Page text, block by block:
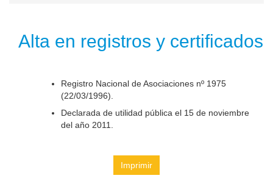
Alta en registros y certificados
Registro Nacional de Asociaciones nº 1975
(22/03/1996).
Declarada de utilidad pública el 15 de noviembre
del año 2011.
Imprimir